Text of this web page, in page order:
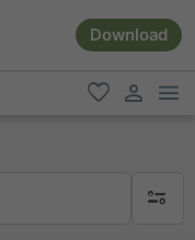
Download
favorit
keine